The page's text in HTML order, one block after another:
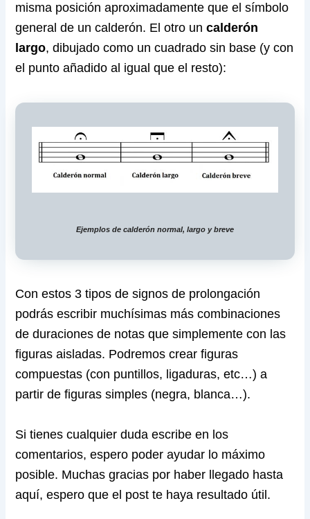
misma posición aproximadamente que el símbolo
general de un calderón. El otro uncalderón
largo, dibujado como un cuadrado sin base (y con
el punto añadido al igual que el resto):
Ejemplos de calderón normal, largo y breve
Con estos 3 tipos de signos de prolongación
podrás escribir muchísimas más combinaciones
de duraciones de notas que simplemente con las
figuras aisladas. Podremos crear figuras
compuestas (con puntillos, ligaduras, etc…) a
partir de figuras simples (negra, blanca…).
Si tienes cualquier duda escribe en los
comentarios, espero poder ayudar lo máximo
posible. Muchas gracias por haber llegado hasta
aquí, espero que el post te haya resultado útil.